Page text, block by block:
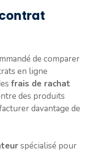
de comparer
en ligne
frais de rachat
des produits
davantage de
spécialisé pour